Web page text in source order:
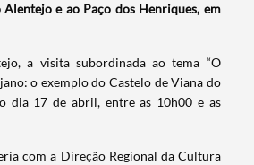
e ao Paço dos Henriques, em
a visita subordinada ao tema “O
o exemplo do Castelo de Viana do
dia 17 de abril, entre as 10h00 e as
com a Direção Regional da Cultura